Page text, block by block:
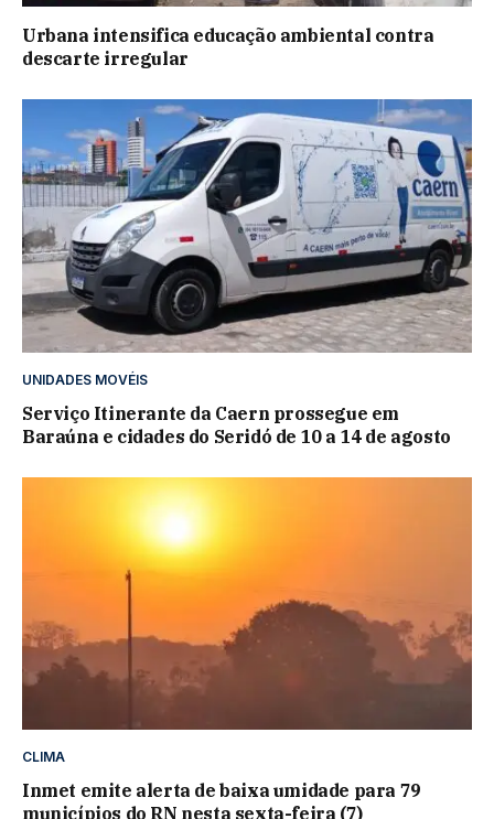
Urbana intensifica educação ambiental contra
descarte irregular
UNIDADES MOVÉIS
Serviço Itinerante da Caern prossegue em
Baraúna e cidades do Seridó de 10 a 14 de agosto
CLIMA
Inmet emite alerta de baixa umidade para 79
municípios do RN nesta sexta-feira (7)